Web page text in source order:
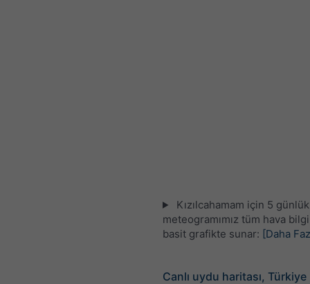
Kızılcahamam için 5 günlük
meteogramımız tüm hava
basit grafikte sunar: [Daha
Canlı uydu haritası, Türkiye